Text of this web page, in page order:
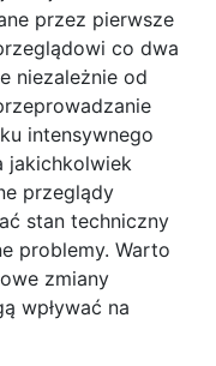
przez pierwsze
co dwa
niezależnie od
intensywnego
jakichkolwiek
przeglądy
stan techniczny
problemy. Warto
zmiany
wpływać na